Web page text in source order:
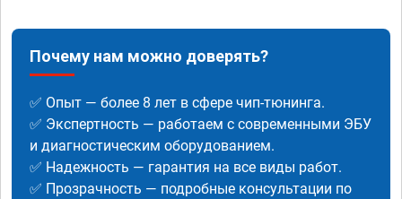
Почему нам можно доверять?
✅ Опыт — более 8 лет в сфере чип-тюнинга.
✅ Экспертность — работаем с современными ЭБУ
и диагностическим оборудованием.
✅ Надежность — гарантия на все виды работ.
✅ Прозрачность — подробные консультации по